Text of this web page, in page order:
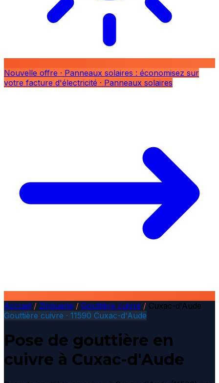
Nouvelle offre · Panneaux solaires : économisez sur
votre facture d'électricité · Panneaux solaires
Accueil / Zinguerie / Gouttière cuivre / Cuxac-d'Aude
Gouttière cuivre · 11590 Cuxac-d'Aude
Pose de gouttière en
cuivre à Cuxac-d'Aude